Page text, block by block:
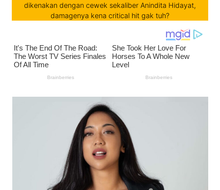
dikenakan dengan cewek sekaliber Anindita Hidayat,
damagenya kena critical hit gak tuh?